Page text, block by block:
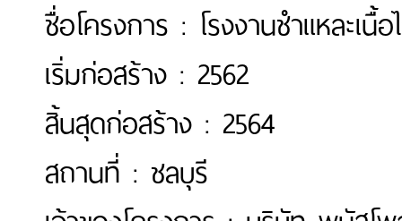
ชื่อโครงการ : โรงงานชำแหละเ
เริ่มก่อสร้าง : 2562
สิ้นสุดก่อสร้าง : 2564
สถานที่ : ชลบุรี